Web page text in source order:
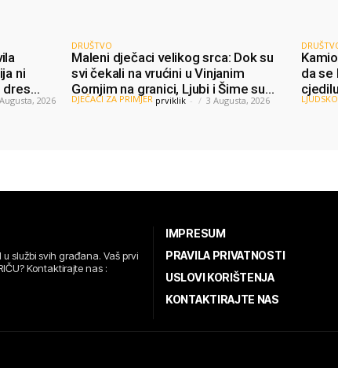
ni
dres
2026
DRUŠTVO
Maleni dječaci velikog srca: Dok su
svi čekali na vrućini u Vinjanim
Gornjim na granici, Ljubi i Šime su
dijelili vodu putnicima
DJEČACI ZA PRIMJER prviklik - 3 Augusta, 2026
da se
službi svih građana. Vaš prvi
Kontaktirajte nas :
IMPRESUM
PRAVILA PRIVATNOSTI
USLOVI KORIŠTENJA
KONTAKTIRAJTE NAS